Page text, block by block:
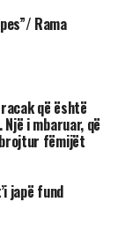
Rama
që është
i mbaruar, që
fëmijët
japë fund